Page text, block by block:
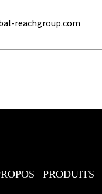
reachgroup.com
PRODUITS